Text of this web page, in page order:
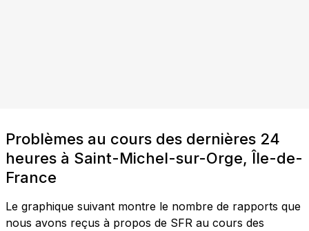
Problèmes au cours des dernières 24
heures à Saint-Michel-sur-Orge, Île-de-
France
Le graphique suivant montre le nombre de rapports que
nous avons reçus à propos de SFR au cours des